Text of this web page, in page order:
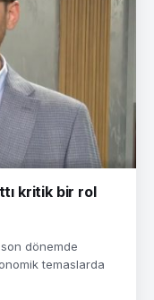
kritik bir rol
dönemde
temaslarda